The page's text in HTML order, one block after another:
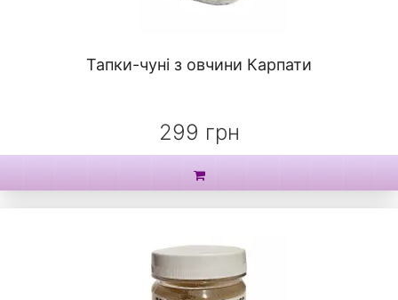
Тапки-чуні з овчини Карпати
299 грн